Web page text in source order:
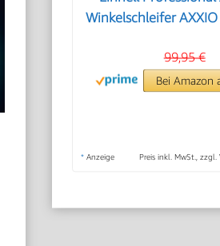
Winkelschleifer
99,95 €
Bei Amazon
* Anzeige Preis inkl. MwSt., zzgl.